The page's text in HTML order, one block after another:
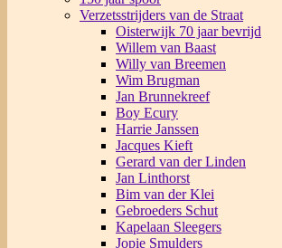
Verzetsstrijders van de Straat
Oisterwijk 70 jaar bevrijd
Willem van Baast
Willy van Breemen
Wim Brugman
Jan Brunnekreef
Boy Ecury
Harrie Janssen
Jacques Kieft
Gerard van der Linden
Jan Linthorst
Bim van der Klei
Gebroeders Schut
Kapelaan Sleegers
Jopie Smulders